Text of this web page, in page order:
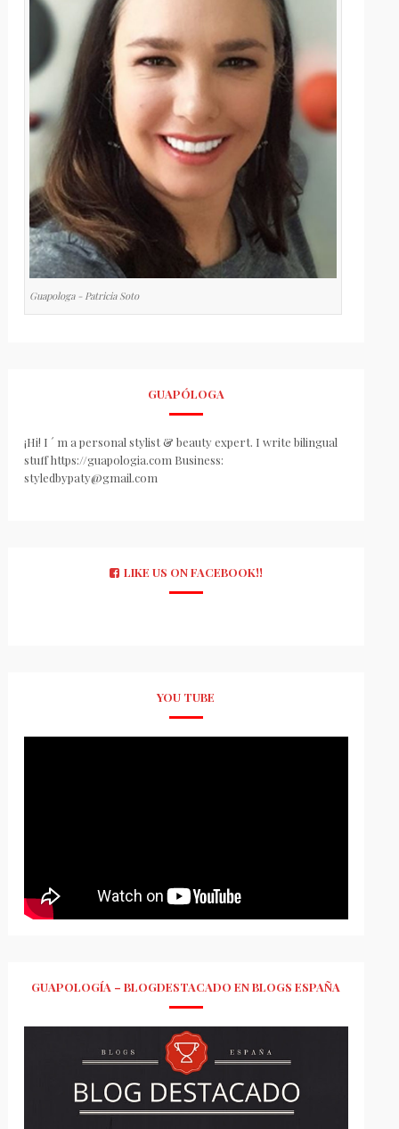
Guapologa - Patricia Soto
GUAPÓLOGA
¡Hi! I ´ m a personal stylist & beauty expert. I write bilingual
stuff https://guapologia.com Business:
styledbypaty@gmail.com
LIKE US ON FACEBOOK!!
YOU TUBE
GUAPOLOGÍA – BLOGDESTACADO EN BLOGS ESPAÑA